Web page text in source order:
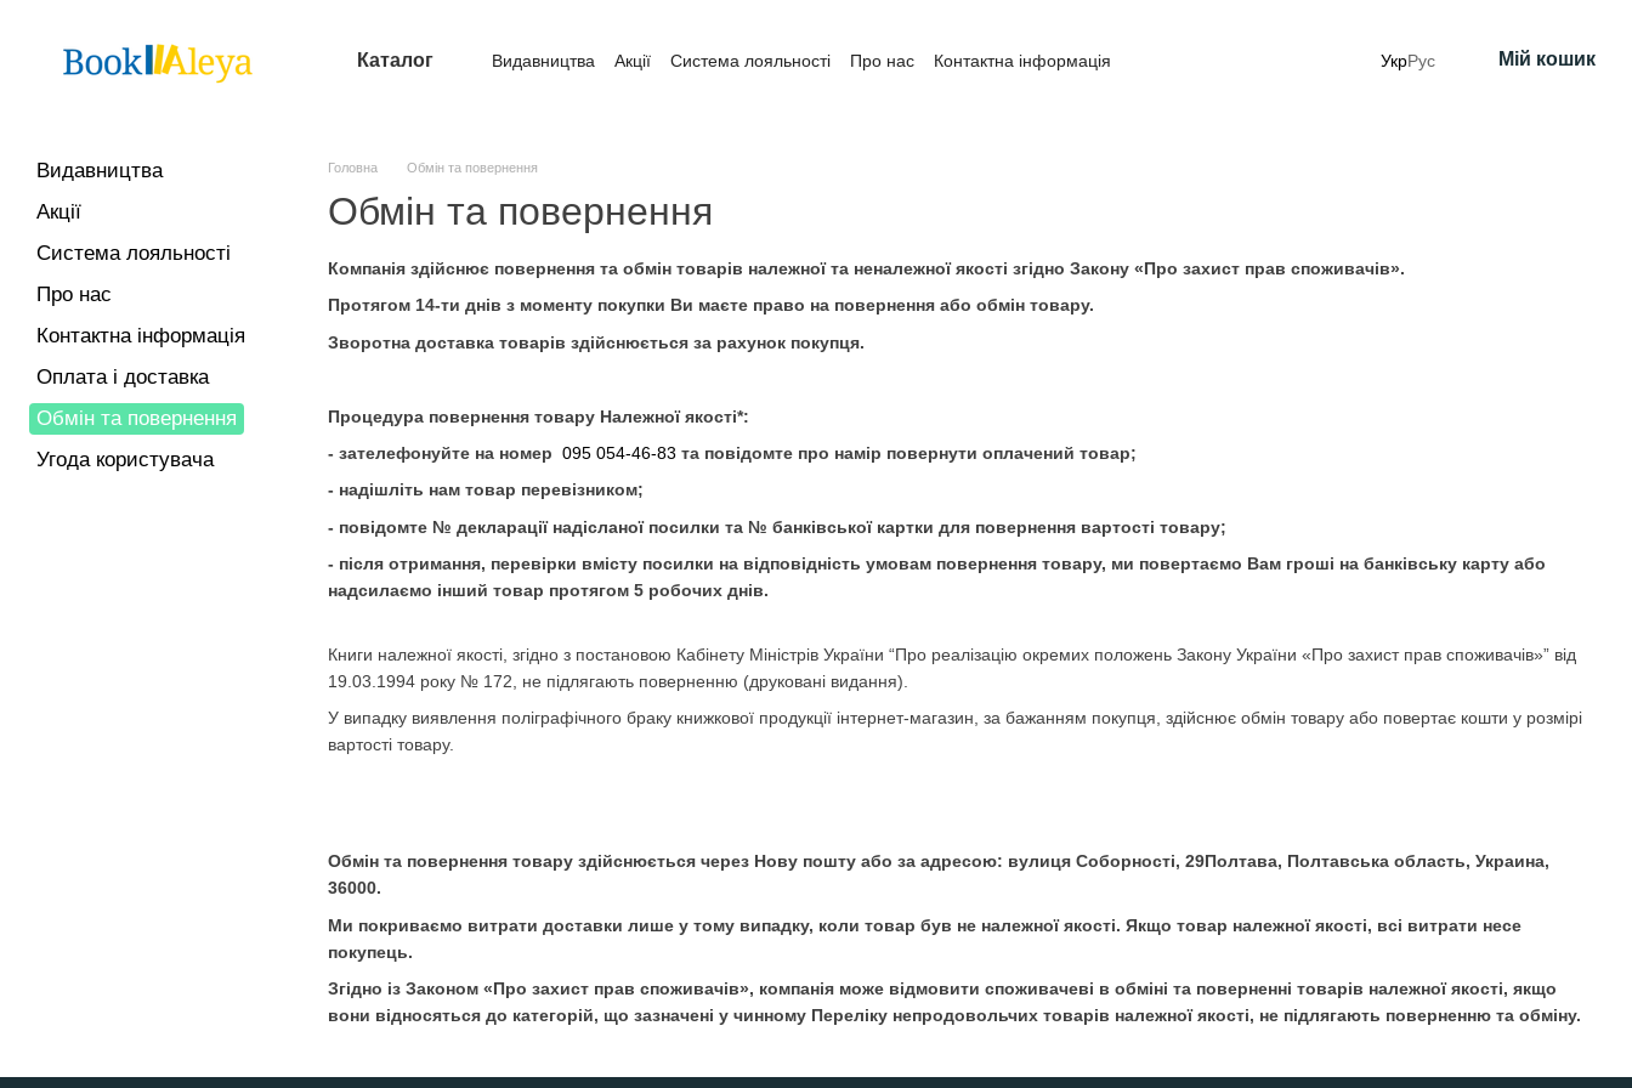
Каталог Видавництва Акції Система лояльності Про нас
Контактна інформація
УкрРус Мій кошик
Головна Обмін та повернення
Обмін та повернення
Компанія здійснює повернення та обмін товарів належної та неналежної якості згідно Закону «Про захист прав споживачів».
Протягом 14-ти днів з моменту покупки Ви маєте право на повернення або обмін товару.
Зворотна доставка товарів здійснюється за рахунок покупця.
Процедура повернення товару Належної якості*:
- зателефонуйте на номер 095 054-46-83 та повідомте про намір повернути оплачений товар;
- надішліть нам товар перевізником;
- повідомте № декларації надісланої посилки та № банківської картки для повернення вартості товару;
- після отримання, перевірки вмісту посилки на відповідність умовам повернення товару, ми повертаємо Вам гроші на банківську карту або
надсилаємо інший товар протягом 5 робочих днів.
Книги належної якості, згідно з постановою Кабінету Міністрів України “Про реалізацію окремих положень Закону України «Про захист прав споживачів»” від
19.03.1994 року № 172, не підлягають поверненню (друковані видання).
У випадку виявлення поліграфічного браку книжкової продукції інтернет-магазин, за бажанням покупця, здійснює обмін товару або повертає кошти у розмірі
вартості товару.
Обмін та повернення товару здійснюється через Нову пошту або за адресою: вулиця Соборності, 29Полтава, Полтавська область, Украина,
36000.
Ми покриваємо витрати доставки лише у тому випадку, коли товар був не належної якості. Якщо товар належної якості, всі витрати несе
покупець.
Згідно із Законом «Про захист прав споживачів», компанія може відмовити споживачеві в обміні та поверненні товарів належної якості, якщо
вони відносяться до категорій, що зазначені у чинному Переліку непродовольчих товарів належної якості, не підлягають поверненню та обміну.
Видавництва
Акції
Система лояльності
Про нас
Контактна інформація
Оплата і доставка
Обмін та повернення
Угода користувача